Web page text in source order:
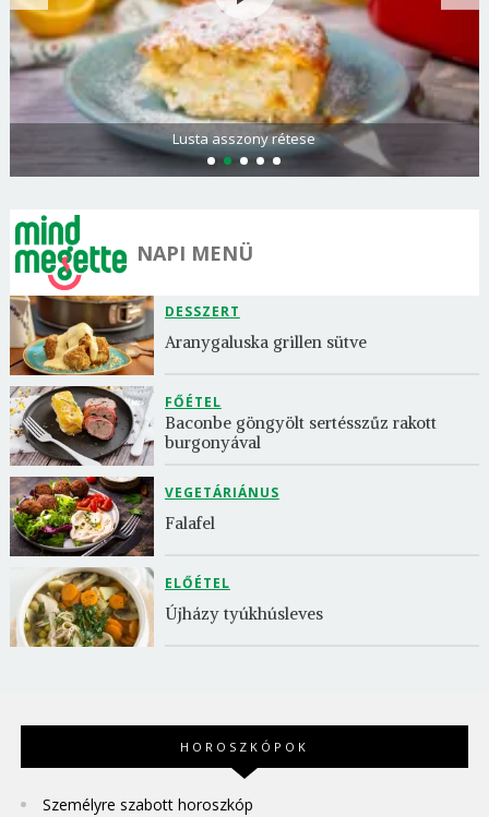
Lusta asszony rétese
NAPI MENÜ
DESSZERT
Aranygaluska grillen sütve
FŐÉTEL
Baconbe göngyölt sertésszűz rakott
burgonyával
VEGETÁRIÁNUS
Falafel
ELŐÉTEL
Újházy tyúkhúsleves
HOROSZKÓPOK
Személyre szabott horoszkóp